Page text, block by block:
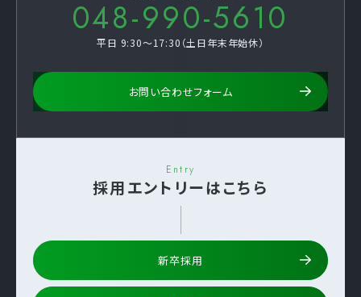
048-990-5610
平日 9:30～17:30（土日年末年始休）
お問い合わせフォーム
Entry
採用エントリーはこちら
新卒採用